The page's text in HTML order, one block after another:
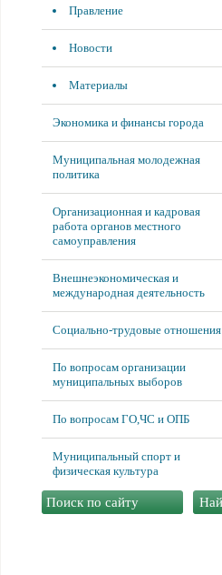
Правление
Новости
Материалы
Экономика и финансы города
Муниципальная молодежная
политика
Организационная и кадровая
работа органов местного
самоуправления
Внешнеэкономическая и
международная деятельность
Социально-трудовые отношения
По вопросам организации
муниципальных выборов
По вопросам ГО,ЧС и ОПБ
Муниципальный спорт и
физическая культура